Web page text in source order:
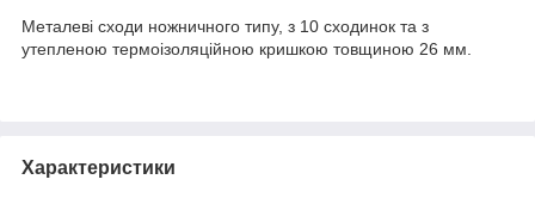
Металеві сходи ножничного типу, з 10 сходинок та з
утепленою термоізоляційною кришкою товщиною 26 мм.
Характеристики